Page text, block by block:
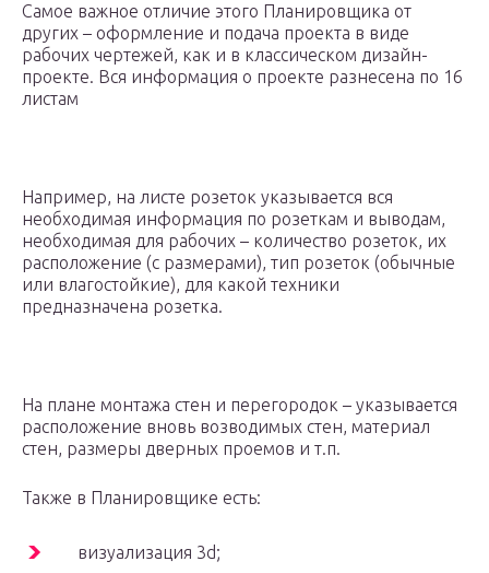
Самое важное отличие этого Планировщика от
других – оформление и подача проекта в виде
рабочих чертежей, как и в классическом дизайн-
проекте. Вся информация о проекте разнесена по 16
листам
Например, на листе розеток указывается вся
необходимая информация по розеткам и выводам,
необходимая для рабочих – количество розеток, их
расположение (с размерами), тип розеток (обычные
или влагостойкие), для какой техники
предназначена розетка.
На плане монтажа стен и перегородок – указывается
расположение вновь возводимых стен, материал
стен, размеры дверных проемов и т.п.
Также в Планировщике есть:
визуализация 3d;